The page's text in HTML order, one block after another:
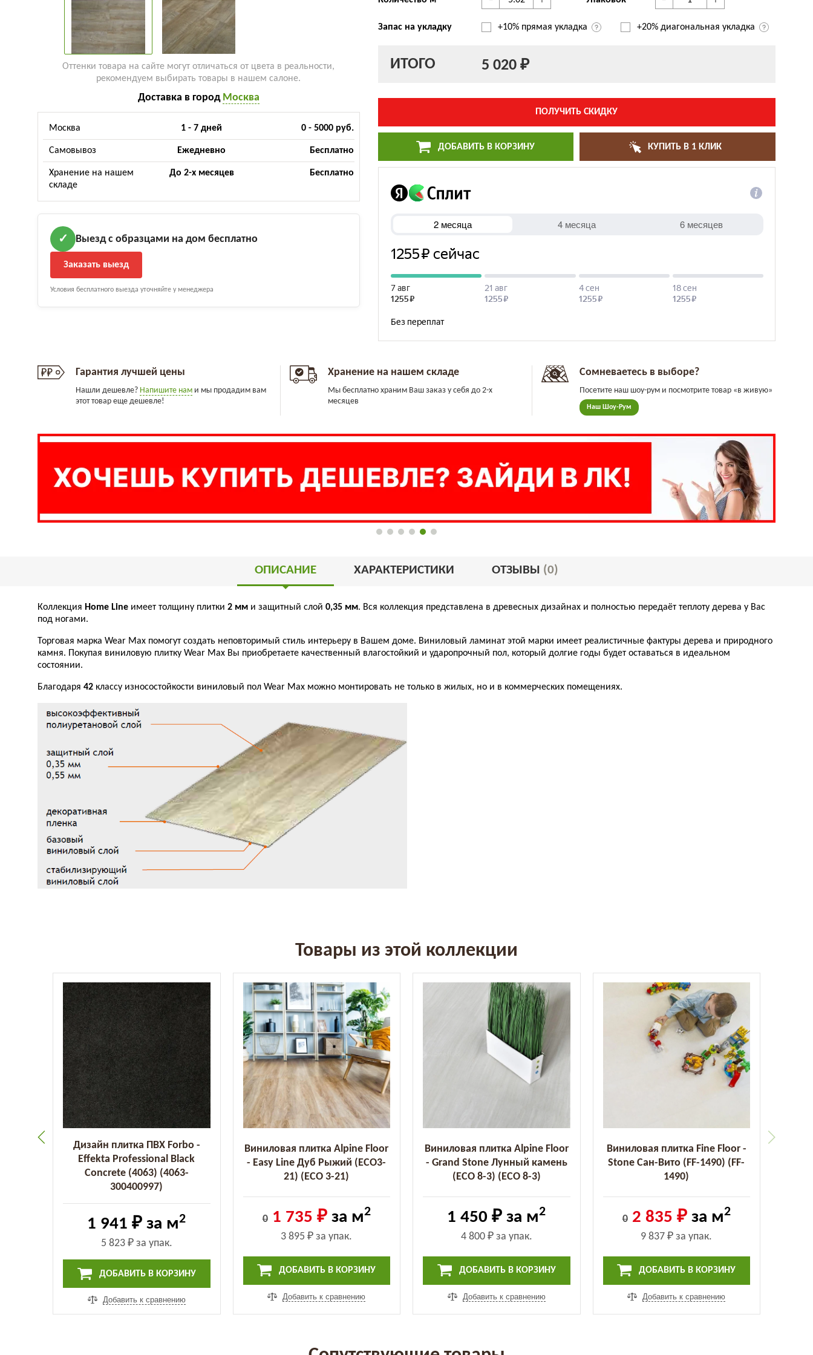
Оттенки товара на сайте могут отличаться от цвета в реальности,
рекомендуем выбирать товары в нашем салоне.
Доставка в город Москва
Москва 1 - 7 дней 0 - 5000 руб.
Самовывоз Ежедневно Бесплатно
Хранение на нашем
складе
До 2-х месяцев Бесплатно
✓ Выезд с образцами на дом бесплатно
Заказать выезд
Условия бесплатного выезда уточняйте у менеджера
Запас на укладку +10% прямая укладка +20% диагональная укладка
ИТОГО 5 020 ₽
ПОЛУЧИТЬ СКИДКУ
ДОБАВИТЬ В КОРЗИНУ КУПИТЬ В 1 КЛИК
Гарантия лучшей цены
Нашли дешевле? Напишите нам и мы продадим вам
этот товар еще дешевле!
Хранение на нашем складе
Мы бесплатно храним Ваш заказ у себя до 2-х
месяцев
Сомневаетесь в выборе?
Посетите наш шоу-рум и посмотрите товар «в живую»
Наш Шоу-Рум
ОПИСАНИЕ ХАРАКТЕРИСТИКИ ОТЗЫВЫ (0)
Коллекция Home Line имеет толщину плитки 2 мм и защитный слой 0,35 мм. Вся коллекция представлена в древесных дизайнах и полностью передаёт теплоту дерева у Вас
под ногами.
Торговая марка Wear Max помогут создать неповторимый стиль интерьеру в Вашем доме. Виниловый ламинат этой марки имеет реалистичные фактуры дерева и природного
камня. Покупая виниловую плитку Wear Max Вы приобретаете качественный влагостойкий и ударопрочный пол, который долгие годы будет оставаться в идеальном
состоянии.
Благодаря 42 классу износостойкости виниловый пол Wear Max можно монтировать не только в жилых, но и в коммерческих помещениях.
Товары из этой коллекции
Дизайн плитка ПВХ Forbo -
Effekta Professional Black
Concrete (4063) (4063-
300400997)
1 941 ₽ за м2
5 823 ₽за упак.
ДОБАВИТЬ В КОРЗИНУ
Добавить к сравнению
Виниловая плитка Alpine Floor
- Easy Line Дуб Рыжий (ЕСО3-
21) (ECO 3-21)
0 1 735 ₽за м2
3 895 ₽ за упак.
ДОБАВИТЬ В КОРЗИНУ
Добавить к сравнению
Виниловая плитка Alpine Floor
- Grand Stone Лунный камень
(ECO 8-3) (ECO 8-3)
1 450 ₽ за м2
4 800 ₽за упак.
ДОБАВИТЬ В КОРЗИНУ
Добавить к сравнению
Виниловая плитка Fine Floor -
Stone Сан-Вито (FF-1490) (FF-
1490)
0 2 835 ₽за м2
9 837 ₽ за упак.
ДОБАВИТЬ В КОРЗИНУ
Добавить к сравнению